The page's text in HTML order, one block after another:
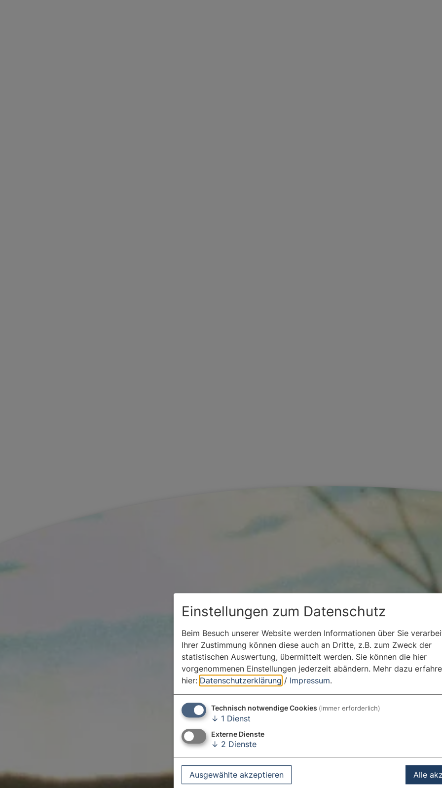
Einstellungen zum Datenschutz
Beim Besuch unserer Website werden Informationen über Sie
Ihrer Zustimmung können diese auch an Dritte, z.B. zum Zweck der
statistischen Auswertung, übermittelt werden. Sie können die hier
vorgenommenen Einstellungen jederzeit abändern. Mehr dazu
hier: Datenschutzerklärung / Impressum.
Technisch notwendige Cookies (immer erforderlich)
↓ 1 Dienst
Externe Dienste
↓ 2 Dienste
Ausgewählte akzeptieren Alle